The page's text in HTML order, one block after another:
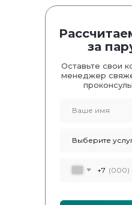
+7
Оставьте свои
менеджер
за